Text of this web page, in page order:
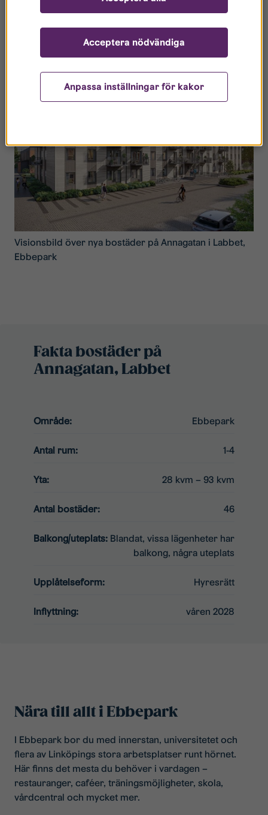
Just nu bygger vi även ett trevåningshus i trä med 46
inflyttning är planerad till våren 2028.
Visionsbild över nya bostäder på Annagatan i Labbet,
Ebbepark
Fakta bostäder på
Annagatan, Labbet
Område: Ebbepark
Antal rum: 1-4
Yta: 28 kvm – 93 kvm
Antal bostäder: 46
Balkong/uteplats: Blandat, vissa lägenheter har
balkong, några uteplats
Upplåtelseform: Hyresrätt
Inflyttning: våren 2028
Nära till allt i Ebbepark
I Ebbepark bor du med innerstan, universitetet och
flera av Linköpings stora arbetsplatser runt hörnet.
Här finns det mesta du behöver i vardagen –
restauranger, caféer, träningsmöjligheter, skola,
vårdcentral och mycket mer.
Anpassa inställningar för kakor
Acceptera nödvändiga